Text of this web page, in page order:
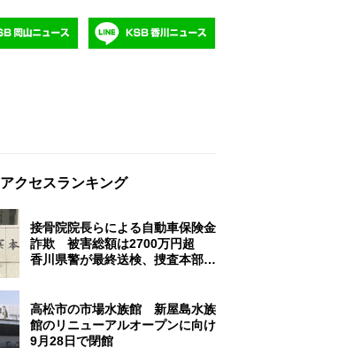
アクセスランキング
接骨院院長らによる自動車保険金
詐欺 被害総額は2700万円超
香川県警が最終送検、捜査本部解
高松市の市場水族館 新屋島水族
館のリニューアルオープンに向け
9月28日で閉館